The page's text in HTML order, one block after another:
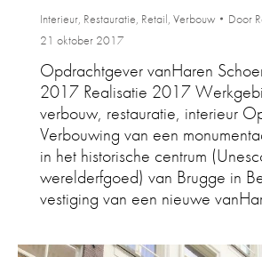
Interieur, Restauratie, Retail, Verbouw Door
21 oktober 2017
Opdrachtgever vanHaren
2017 Realisatie 2017
verbouw, restauratie, interieur
Verbouwing van een
in het historische centrum
werelderfgoed) van Brugge in
vestiging van een nieuwe